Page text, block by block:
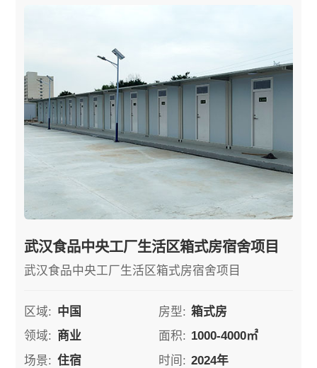
武汉食品中央工厂生活区箱式房宿舍项目
武汉食品中央工厂生活区箱式房宿舍项目
区域: 中国 房型: 箱式房
领域: 商业 面积: 1000-4000㎡
场景: 住宿 时间: 2024年